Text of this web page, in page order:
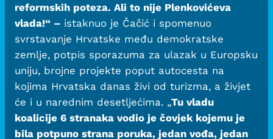
reformskih poteza. Ali to nije Plenkovićeva
vlada!“ – istaknuo je Čačić i spomenuo
svrstavanje Hrvatske među demokratske
zemlje, potpis sporazuma za ulazak u Europsku
uniju, brojne projekte poput autocesta na
kojima Hrvatska danas živi od turizma, a živjet
će i u narednim desetljećima. „Tu vladu
koalicije 6 stranaka vodio je čovjek kojemu je
bila potpuno strana poruka, jedan vođa, jedan